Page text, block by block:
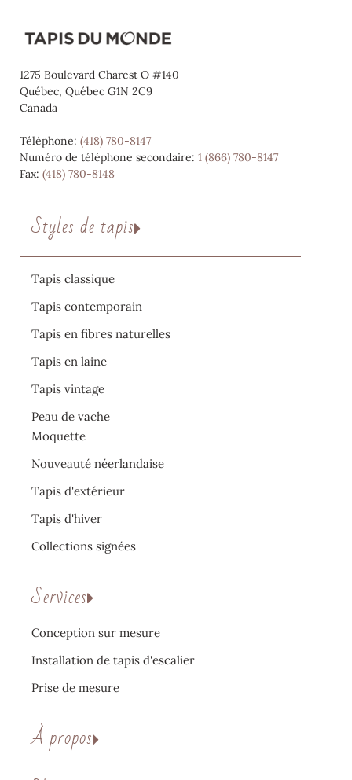
1275 Boulevard Charest O #140
Québec, Québec G1N 2C9
Canada
Téléphone: (418) 780-8147
Numéro de téléphone secondaire: 1 (866) 780-8147
Fax: (418) 780-8148
Styles de tapis
Tapis classique
Tapis contemporain
Tapis en fibres naturelles
Tapis en laine
Tapis vintage
Peau de vache
Moquette
Nouveauté néerlandaise
Tapis d'extérieur
Tapis d'hiver
Collections signées
Services
Conception sur mesure
Installation de tapis d'escalier
Prise de mesure
À propos